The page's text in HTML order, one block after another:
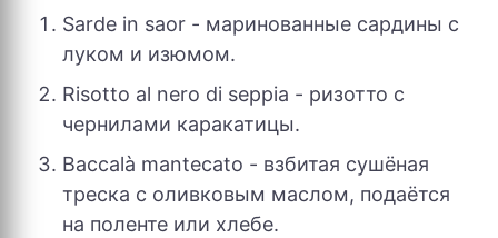
Sarde in saor - маринованные сардины с
луком и изюмом.
Risotto al nero di seppia - ризотто с
чернилами каракатицы.
Baccalà mantecato - взбитая сушёная
треска с оливковым маслом, подаётся
на поленте или хлебе.